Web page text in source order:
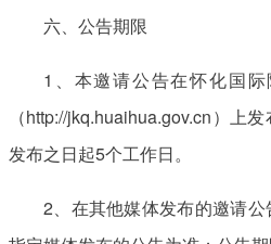
六、公告期限
1、本邀请公告在怀化国
（http://jkq.huaihua.gov.cn）上
发布之日起5个工作日。
2、在其他媒体发布的邀请